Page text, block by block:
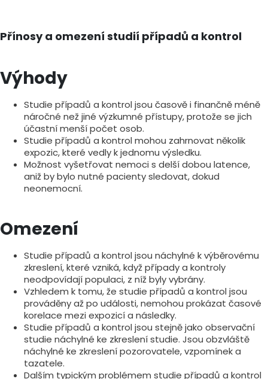
Přínosy a omezení studií případů a kontrol
Výhody
Studie případů a kontrol jsou časově i finančně méně
náročné než jiné výzkumné přístupy, protože se jich
účastní menší počet osob.
Studie případů a kontrol mohou zahrnovat několik
expozic, které vedly k jednomu výsledku.
Možnost vyšetřovat nemoci s delší dobou latence,
aniž by bylo nutné pacienty sledovat, dokud
neonemocní.
Omezení
Studie případů a kontrol jsou náchylné k výběrovému
zkreslení, které vzniká, když případy a kontroly
neodpovídají populaci, z níž byly vybrány.
Vzhledem k tomu, že studie případů a kontrol jsou
prováděny až po události, nemohou prokázat časové
korelace mezi expozicí a následky.
Studie případů a kontrol jsou stejně jako observační
studie náchylné ke zkreslení studie. Jsou obzvláště
náchylné ke zkreslení pozorovatele, vzpomínek a
tazatele.
Dalším typickým problémem studie případů a kontrol